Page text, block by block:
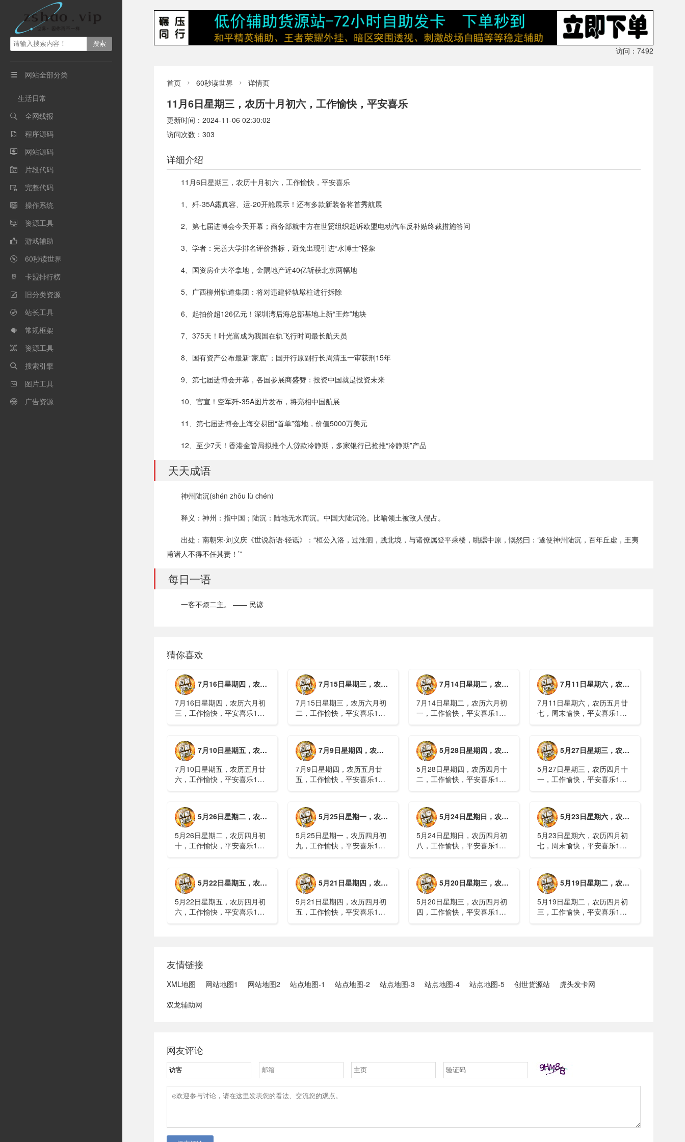
 网站全部分类
生活日常
 全网线报
 程序源码
 网站源码
 片段代码
 完整代码
 操作系统
 资源工具
 游戏辅助
 60秒读世界
 卡盟排行榜
 旧分类资源
 站长工具
 常规框架
 资源工具
 搜索引擎
 图片工具
 广告资源
访问：7492
首页  60秒读世界  详情页
11月6日星期三，农历十月初六，工作愉快，平安喜乐
更新时间：2024-11-06 02:30:02
访问次数：303
详细介绍
11月6日星期三，农历十月初六，工作愉快，平安喜乐
1、歼-35A露真容、运-20开舱展示！还有多款新装备将首秀航展
2、第七届进博会今天开幕；商务部就中方在世贸组织起诉欧盟电动汽车反补贴终裁措施答问
3、学者：完善大学排名评价指标，避免出现引进“水博士”怪象
4、国资房企大举拿地，金隅地产近40亿斩获北京两幅地
5、广西柳州轨道集团：将对违建轻轨墩柱进行拆除
6、起拍价超126亿元！深圳湾后海总部基地上新“王炸”地块
7、375天！叶光富成为我国在轨飞行时间最长航天员
8、国有资产公布最新“家底”；国开行原副行长周清玉一审获刑15年
9、第七届进博会开幕，各国参展商盛赞：投资中国就是投资未来
10、官宣！空军歼-35A图片发布，将亮相中国航展
11、第七届进博会上海交易团“首单”落地，价值5000万美元
12、至少7天！香港金管局拟推个人贷款冷静期，多家银行已抢推“冷静期”产品
天天成语
神州陆沉(shén zhōu lù chén)
释义：神州：指中国；陆沉：陆地无水而沉。中国大陆沉沦。比喻领土被敌人侵占。
出处：南朝宋·刘义庆《世说新语·轻诋》：“桓公入洛，过淮泗，践北境，与诸僚属登平乘楼，眺瞩中原，慨然曰：‘遂使神州陆沉，百年丘虚，王夷
甫诸人不得不任其责！’”
每日一语
一客不烦二主。 —— 民谚
猜你喜欢
7月16日星期四，农历六月初三，工作愉快，平安喜乐
7月16日星期四，农历六月初
三，工作愉快，平安喜乐1、
伊战争或升级，特朗普召集会
议讨论大规模进攻3、深圳一
商住楼加装......
7月15日星期三，农历六月初二，工作愉快，平安喜乐
7月15日星期三，农历六月初
二，工作愉快，平安喜乐1、
案2、全球首款实体瘤CAR-T
细胞治疗走向临床，上海多家
医院开......
7月14日星期二，农历六月初一，工作愉快，平安喜乐
7月14日星期二，农历六月初
一，工作愉快，平安喜乐1、
停业2、广西梧州万秀区：累
计发现登革热病例228例，已
治愈出院1......
7月11日星期六，农历五月廿七，周末愉快，平安喜乐
7月11日星期六，农历五月廿
七，周末愉快，平安喜乐1、
8000多人被困，总台记者徒步
近6小时抵达乡政府3、上海发
布海......
7月10日星期五，农历五月廿六，工作愉快，平安喜乐
7月10日星期五，农历五月廿
六，工作愉快，平安喜乐1、
山体滑坡：21名林场工人遇
难，年龄最长者近6旬3、近亿
元高标......
7月9日星期四，农历五月廿五，工作愉快，平安喜乐
7月9日星期四，农历五月廿
五，工作愉快，平安喜乐1、
家科技进步一等奖！同济大学
为纳米制造铸就“精准标尺”3、
四川宜宾高......
5月28日星期四，农历四月十二，工作愉快，平安喜乐
5月28日星期四，农历四月十
二，工作愉快，平安喜乐1、
果(金)埃博拉疫情仍处于暴发
初期，主要传播方式为体液接
触3、......
5月27日星期三，农历四月十一，工作愉快，平安喜乐
5月27日星期三，农历四月十
一，工作愉快，平安喜乐1、
2、媒体：重庆永川一村会计
打电话叫醒乡亲后失联，遗体
被找到确认遇难......
5月26日星期二，农历四月初十，工作愉快，平安喜乐
5月26日星期二，农历四月初
十，工作愉快，平安喜乐1、
15年2、神舟二十三号载人飞
船与空间站组合体完成自主快
速交会对接......
5月25日星期一，农历四月初九，工作愉快，平安喜乐
5月25日星期一，农历四月初
九，工作愉快，平安喜乐1、
接2、山洪等地质灾害风险
大，重庆永川连续暴雨已致17
人失联，1人......
5月24日星期日，农历四月初八，工作愉快，平安喜乐
5月24日星期日，农历四月初
八，工作愉快，平安喜乐1、
一煤矿爆炸已致8人死亡，井
下38人正在全力搜救3、张国
清赶赴山......
5月23日星期六，农历四月初七，周末愉快，平安喜乐
5月23日星期六，农历四月初
七，周末愉快，平安喜乐1、
常住地提供基本公共服务的实
施意见》2、珠江流域进入“龙
舟水”降雨......
5月22日星期五，农历四月初六，工作愉快，平安喜乐
5月22日星期五，农历四月初
六，工作愉快，平安喜乐1、
3、司法部：......
5月21日星期四，农历四月初五，工作愉快，平安喜乐
5月21日星期四，农历四月初
五，工作愉快，平安喜乐1、
5月20日星期三，农历四月初四，工作愉快，平安喜乐
5月20日星期三，农历四月初
四，工作愉快，平安喜乐1、
5月19日星期二，农历四月初三，工作愉快，平安喜乐
5月19日星期二，农历四月初
三，工作愉快，平安喜乐1、
友情链接
XML地图 网站地图1 网站地图2 站点地图-1 站点地图-2 站点地图-3 站点地图-4 站点地图-5 创世货源站
虎头发卡网
双龙辅助网
网友评论